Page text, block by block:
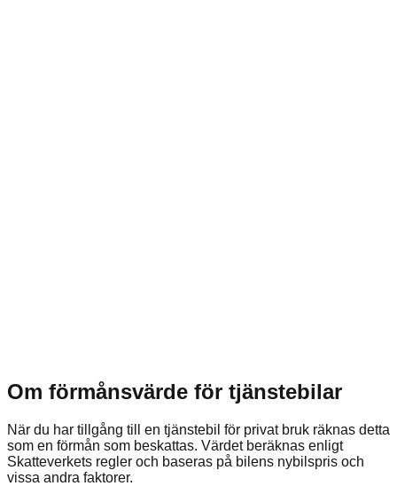
Om förmånsvärde för tjänstebilar
När du har tillgång till en tjänstebil för privat bruk räknas detta
som en förmån som beskattas. Värdet beräknas enligt
Skatteverkets regler och baseras på bilens nybilspris och
vissa andra faktorer.